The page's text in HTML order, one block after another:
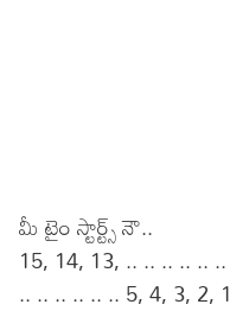
మీ టైం స్టార్ట్స్ నౌ..
15, 14, 13, .. .. .. .. .. ..
.. .. .. .. .. .. 5, 4, 3, 2, 1